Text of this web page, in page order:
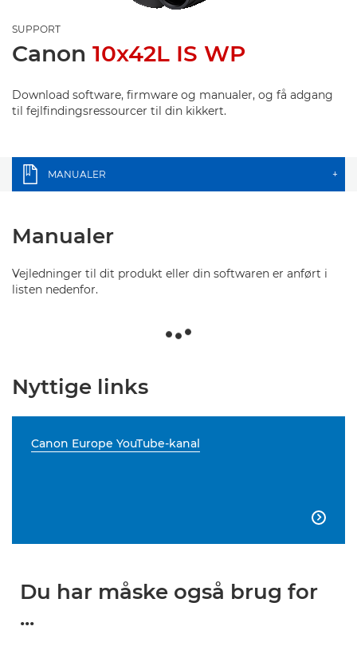
SUPPORT
Canon 10x42L IS WP
Download software, firmware og manualer, og få adgang
til fejlfindingsressourcer til din kikkert.
MANUALER +
Manualer
Vejledninger til dit produkt eller din softwaren er anført i
listen nedenfor.
Nyttige links
Canon Europe YouTube-kanal

Du har måske også brug for
...